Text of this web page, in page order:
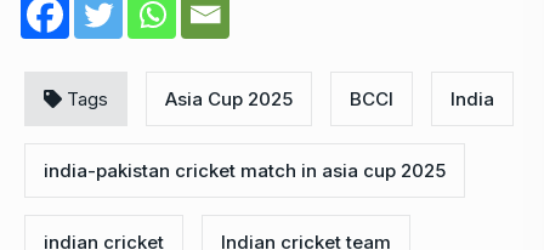
Tags Asia Cup 2025 BCCI India
india-pakistan cricket match in asia cup 2025
indian cricket Indian cricket team